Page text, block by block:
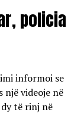
policia
informoi se
videoje në
të rinj në